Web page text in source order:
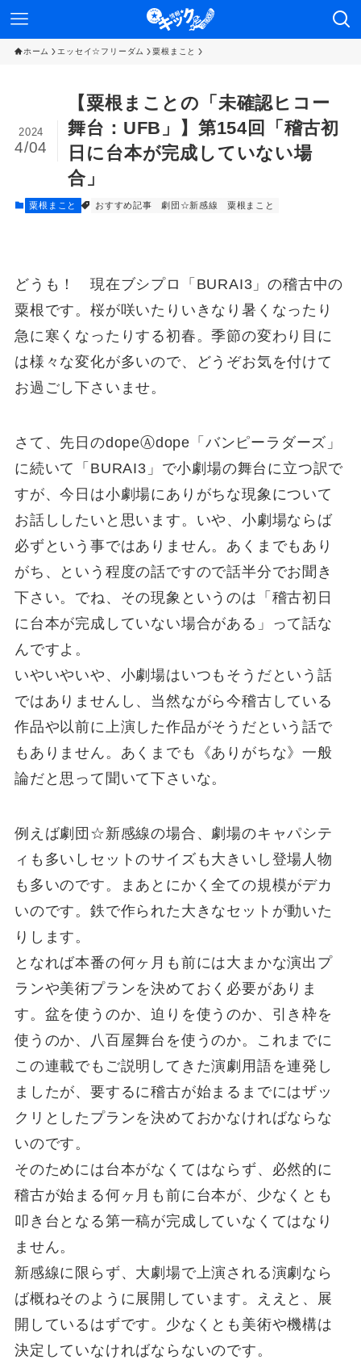
ホーム エッセイ☆フリーダム 粟根まこと
【粟根まことの「未確認ヒコー
舞台：UFB」】第154回「稽古初
日に台本が完成していない場
合」
2024
4/04
粟根まこと おすすめ記事 劇団☆新感線 粟根まこと
どうも！ 現在ブシプロ「BURAI3」の稽古中の
粟根です。桜が咲いたりいきなり暑くなったり
急に寒くなったりする初春。季節の変わり目に
は様々な変化が多いので、どうぞお気を付けて
お過ごし下さいませ。
さて、先日のdopeⒶdope「バンピーラダーズ」
に続いて「BURAI3」で小劇場の舞台に立つ訳で
すが、今日は小劇場にありがちな現象について
お話ししたいと思います。いや、小劇場ならば
必ずという事ではありません。あくまでもあり
がち、という程度の話ですので話半分でお聞き
下さい。でね、その現象というのは「稽古初日
に台本が完成していない場合がある」って話な
んですよ。
いやいやいや、小劇場はいつもそうだという話
ではありませんし、当然ながら今稽古している
作品や以前に上演した作品がそうだという話で
もありません。あくまでも《ありがちな》一般
論だと思って聞いて下さいな。
例えば劇団☆新感線の場合、劇場のキャパシテ
ィも多いしセットのサイズも大きいし登場人物
も多いのです。まあとにかく全ての規模がデカ
いのです。鉄で作られた大きなセットが動いた
りします。
となれば本番の何ヶ月も前には大まかな演出プ
ランや美術プランを決めておく必要がありま
す。盆を使うのか、迫りを使うのか、引き枠を
使うのか、八百屋舞台を使うのか。これまでに
この連載でもご説明してきた演劇用語を連発し
ましたが、要するに稽古が始まるまでにはザッ
クリとしたプランを決めておかなければならな
いのです。
そのためには台本がなくてはならず、必然的に
稽古が始まる何ヶ月も前に台本が、少なくとも
叩き台となる第一稿が完成していなくてはなり
ません。
新感線に限らず、大劇場で上演される演劇なら
ば概ねそのように展開しています。ええと、展
開しているはずです。少なくとも美術や機構は
決定していなければならないのです。